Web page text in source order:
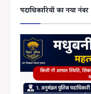
पदाधिकारियों का नया नंबर